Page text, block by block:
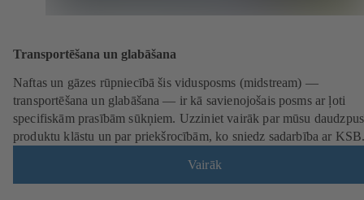
Transportēšana un glabāšana
Naftas un gāzes rūpniecībā šis vidusposms (midstream) —
transportēšana un glabāšana — ir kā savienojošais posms ar ļoti
specifiskām prasībām sūkņiem. Uzziniet vairāk par mūsu
produktu klāstu un par priekšrocībām, ko sniedz sadarbība ar
Vairāk